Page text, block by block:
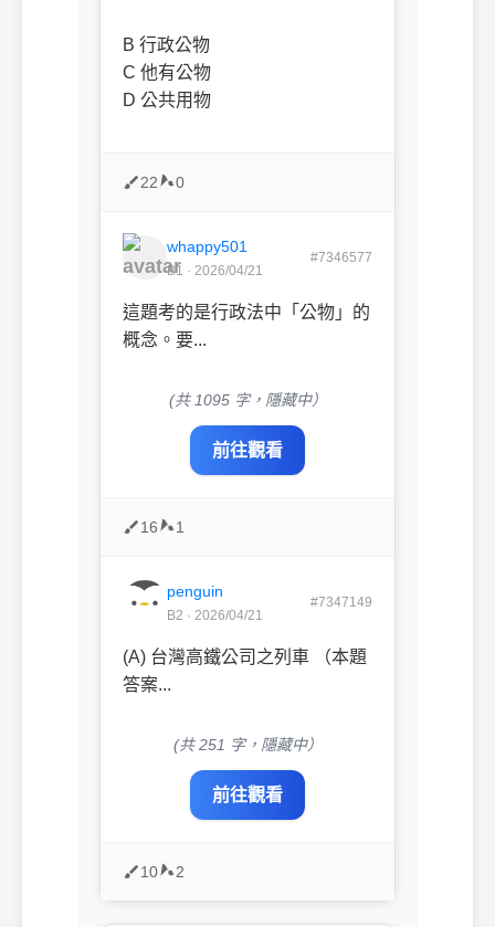
B 行政公物
C 他有公物
D 公共用物
22 0
whappy501
B1 · 2026/04/21
#7346577
這題考的是行政法中「公物」的
概念。要...
(共 1095 字，隱藏中）
前往觀看
16 1
penguin
B2 · 2026/04/21
#7347149
(A) 台灣高鐵公司之列車 （本題
答案...
(共 251 字，隱藏中）
前往觀看
10 2